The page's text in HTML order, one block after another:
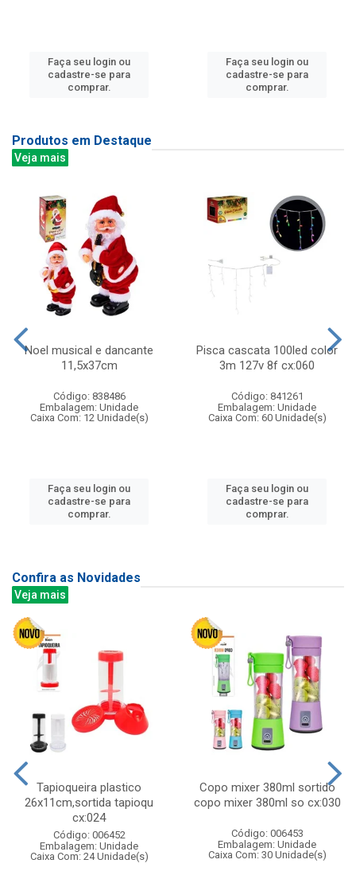
Faça seu login ou
cadastre-se para
comprar.
Faça seu login ou
cadastre-se para
comprar.
Produtos em Destaque
Veja mais
Noel musical e dancante
11,5x37cm
Código: 838486
Embalagem: Unidade
Caixa Com: 12 Unidade(s)
Faça seu login ou
cadastre-se para
comprar.
Pisca cascata 100led color
3m 127v 8f cx:060
Código: 841261
Embalagem: Unidade
Caixa Com: 60 Unidade(s)
Faça seu login ou
cadastre-se para
comprar.
Confira as Novidades
Veja mais
Tapioqueira plastico
26x11cm,sortida tapioqu
cx:024
Código: 006452
Embalagem: Unidade
Caixa Com: 24 Unidade(s)
Copo mixer 380ml sortido
copo mixer 380ml so cx:030
Código: 006453
Embalagem: Unidade
Caixa Com: 30 Unidade(s)